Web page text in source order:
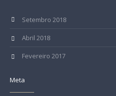
Setembro 2018
Abril 2018
Fevereiro 2017
Meta